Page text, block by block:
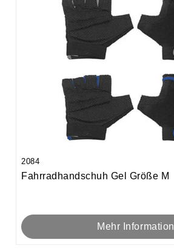
2084
Fahrradhandschuh Gel Größe M
Mehr Information